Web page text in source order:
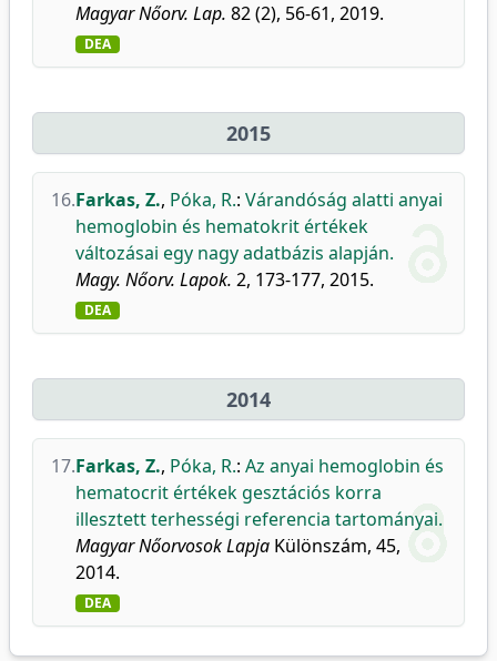
Magyar Nőorv. Lap. 82 (2), 56-61, 2019.
DEA
2015
16.Farkas, Z., Póka, R.: Várandóság alatti anyai
hemoglobin és hematokrit értékek
változásai egy nagy adatbázis alapján.
Magy. Nőorv. Lapok. 2, 173-177, 2015.
DEA
2014
17.Farkas, Z., Póka, R.: Az anyai hemoglobin és
hematocrit értékek gesztációs korra
illesztett terhességi referencia tartományai.
Magyar Nőorvosok Lapja Különszám, 45,
2014.
DEA